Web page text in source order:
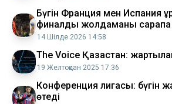
Бүгін Франция мен Испания
финалдық жолдаманы
14 Шілде 2026 14:58
The Voice Қазақстан:
19 Желтоқсан 2025 17:36
Конференция лигасы: бүгін
өтеді